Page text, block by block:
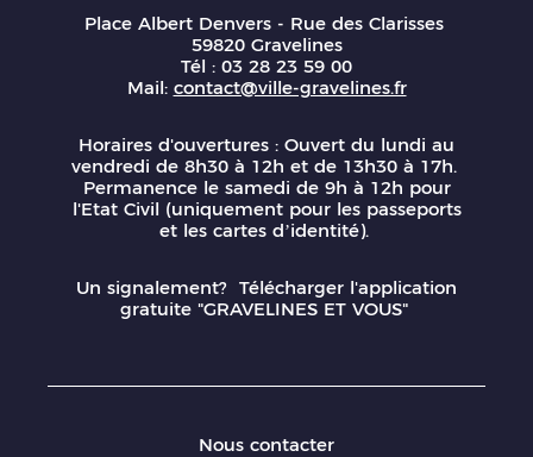
Place Albert Denvers - Rue des Clarisses
59820 Gravelines
Tél : 03 28 23 59 00
Mail: contact@ville-gravelines.fr
Horaires d'ouvertures : Ouvert du lundi au
vendredi de 8h30 à 12h et de 13h30 à 17h.
Permanence le samedi de 9h à 12h pour
l'Etat Civil (uniquement pour les passeports
et les cartes d’identité).
Un signalement? Télécharger l'application
gratuite "GRAVELINES ET VOUS"
Nous contacter